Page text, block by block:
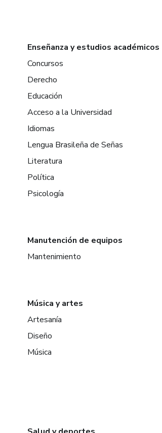
Enseñanza y estudios académicos
Concursos
Derecho
Educación
Acceso a la Universidad
Idiomas
Lengua Brasileña de Señas
Literatura
Política
Psicología
Manutención de equipos
Mantenimiento
Música y artes
Artesanía
Diseño
Música